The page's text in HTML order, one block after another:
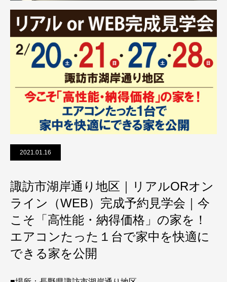
2021.01.16
諏訪市湖岸通り地区｜リアルORオン
ライン（WEB）完成予約見学会｜今
こそ「高性能・納得価格」の家を！
エアコンたった１台で家中を快適に
できる家を公開